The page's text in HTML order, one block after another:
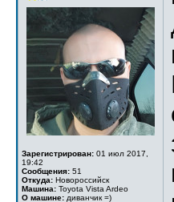
Зарегистрирован: 01 июл 2017,
19:42
Сообщения: 51
Откуда: Новороссийск
Машина: Toyota Vista Ardeo
О машине: диванчик =)